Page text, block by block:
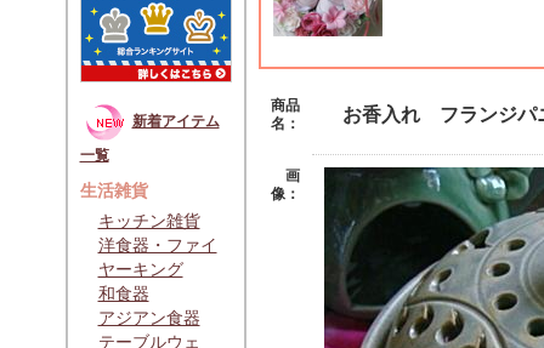
新着アイテム
一覧
生活雑貨
キッチン雑貨
洋食器・ファイ
ヤーキング
和食器
アジアン食器
テーブルウェ
商品
名：
お香入れ フランジパ
画
像：